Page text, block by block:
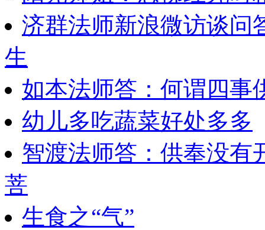
济群法师新浪微访谈问
生
如本法师答：何谓四事
幼儿多吃蔬菜好处多多
智渡法师答：供奉没有
菩
生食之“气”